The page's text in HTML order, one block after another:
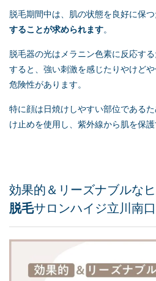
脱毛期間中は、肌の状態を良好に保つ
することが求められます。
脱毛器の光はメラニン色素に反応す
すると、強い刺激を感じたりやけど
危険性があります。
特に顔は日焼けしやすい部位である
け止めを使用し、紫外線から肌を保護
効果的＆リーズナブルな
脱毛サロンハイジ立川南